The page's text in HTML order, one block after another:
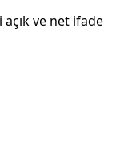
açık ve net ifade